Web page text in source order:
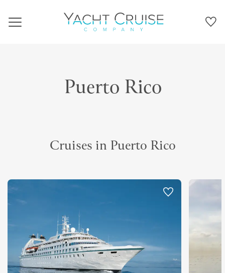
Navigation
Puerto Rico
Cruises in Puerto Rico